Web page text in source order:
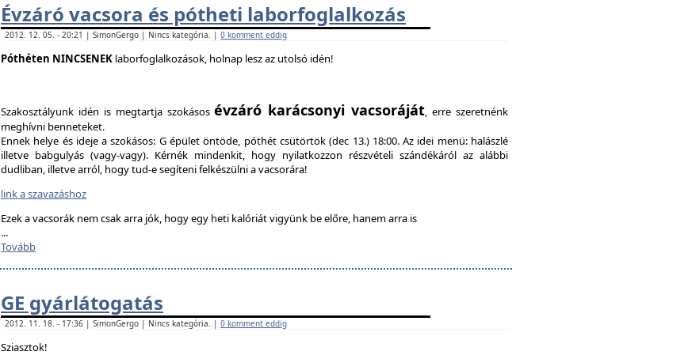
Évzáró vacsora és pótheti laborfoglalkozás
2012. 12. 05. - 20:21 | SimonGergo | Nincs kategória. | 0 komment eddig
Póthéten NINCSENEK laborfoglalkozások, holnap lesz az utolsó idén!
Szakosztályunk idén is megtartja szokásosévzáró karácsonyi vacsoráját, erre szeretnénk
meghívni benneteket.
Ennek helye és ideje a szokásos: G épület öntöde, póthét csütörtök (dec 13.) 18:00. Az idei menü: halászlé
illetve babgulyás (vagy-vagy). Kérnék mindenkit, hogy nyilatkozzon részvételi szándékáról az alábbi
dudliban, illetve arról, hogy tud-e segíteni felkészülni a vacsorára!
link a szavazáshoz
Ezek a vacsorák nem csak arra jók, hogy egy heti kalóriát vigyünk be előre, hanem arra is
...
Tovább
GE gyárlátogatás
2012. 11. 18. - 17:36 | SimonGergo | Nincs kategória. | 0 komment eddig
Sziasztok!